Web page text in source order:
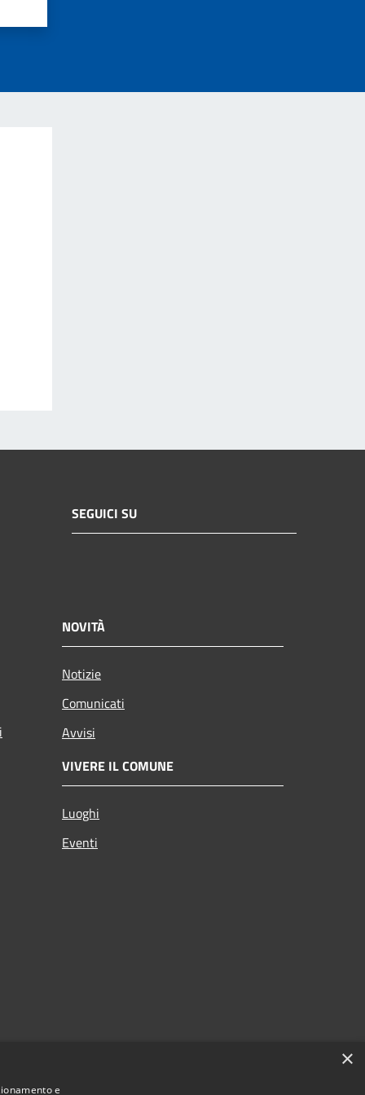
SEGUICI SU
NOVITÀ
Notizie
Comunicati
Avvisi
VIVERE IL COMUNE
Luoghi
Eventi
×
e